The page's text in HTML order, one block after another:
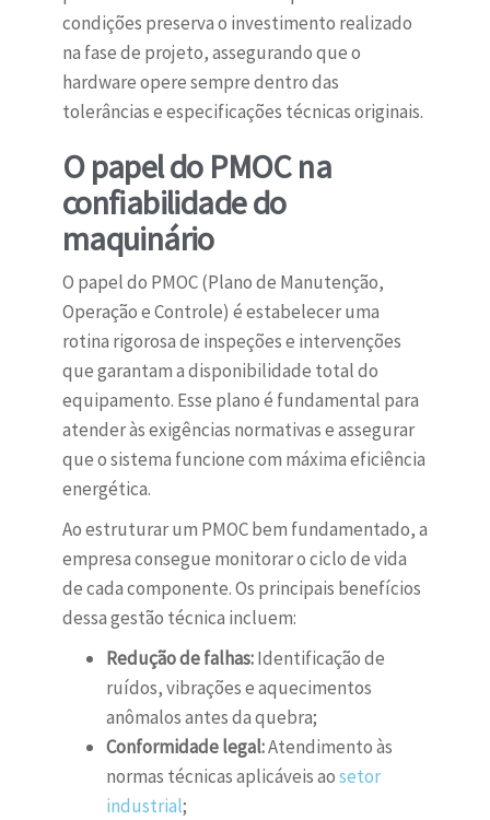
condições preserva o investimento realizado
na fase de projeto, assegurando que o
hardware opere sempre dentro das
tolerâncias e especificações técnicas originais.
O papel do PMOC na
confiabilidade do
maquinário
O papel do PMOC (Plano de Manutenção,
Operação e Controle) é estabelecer uma
rotina rigorosa de inspeções e intervenções
que garantam a disponibilidade total do
equipamento. Esse plano é fundamental para
atender às exigências normativas e assegurar
que o sistema funcione com máxima eficiência
energética.
Ao estruturar um PMOC bem fundamentado, a
empresa consegue monitorar o ciclo de vida
de cada componente. Os principais benefícios
dessa gestão técnica incluem:
Redução de falhas:Identificação de
ruídos, vibrações e aquecimentos
anômalos antes da quebra;
Conformidade legal:Atendimento às
normas técnicas aplicáveis aosetor
industrial;